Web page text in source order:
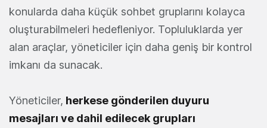
konularda daha küçük sohbet gruplarını kolayca
oluşturabilmeleri hedefleniyor. Topluluklarda yer
alan araçlar, yöneticiler için daha geniş bir kontrol
imkanı da sunacak.
Yöneticiler, herkese gönderilen duyuru
mesajları ve dahil edilecek grupları